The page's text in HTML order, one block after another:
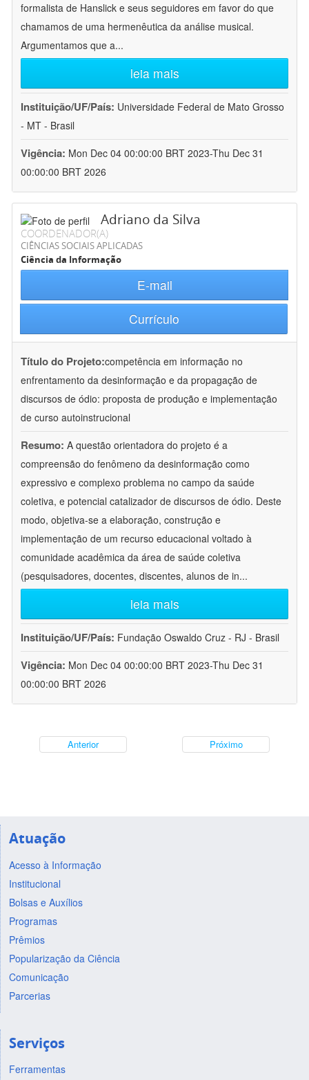
formalista de Hanslick e seus seguidores em favor do que
chamamos de uma hermenêutica da análise musical.
Argumentamos que a...
leia mais
Instituição/UF/País: Universidade Federal de Mato Grosso
- MT - Brasil
Vigência: Mon Dec 04 00:00:00 BRT 2023-Thu Dec 31
00:00:00 BRT 2026
Adriano da Silva
COORDENADOR(A)
CIÊNCIAS SOCIAIS APLICADAS
Ciência da Informação
E-mail
Currículo
Título do Projeto:competência em informação no
enfrentamento da desinformação e da propagação de
discursos de ódio: proposta de produção e implementação
de curso autoinstrucional
Resumo: A questão orientadora do projeto é a
compreensão do fenômeno da desinformação como
expressivo e complexo problema no campo da saúde
coletiva, e potencial catalizador de discursos de ódio. Deste
modo, objetiva-se a elaboração, construção e
implementação de um recurso educacional voltado à
comunidade acadêmica da área de saúde coletiva
(pesquisadores, docentes, discentes, alunos de in...
leia mais
Instituição/UF/País: Fundação Oswaldo Cruz - RJ - Brasil
Vigência: Mon Dec 04 00:00:00 BRT 2023-Thu Dec 31
00:00:00 BRT 2026
Anterior Próximo
Atuação
Acesso à Informação
Institucional
Bolsas e Auxílios
Programas
Prêmios
Popularização da Ciência
Comunicação
Parcerias
Serviços
Ferramentas